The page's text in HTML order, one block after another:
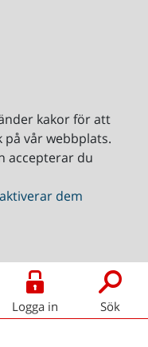
kakor för att
vår webbplats.
accepterar du
dem
Logga in Sök